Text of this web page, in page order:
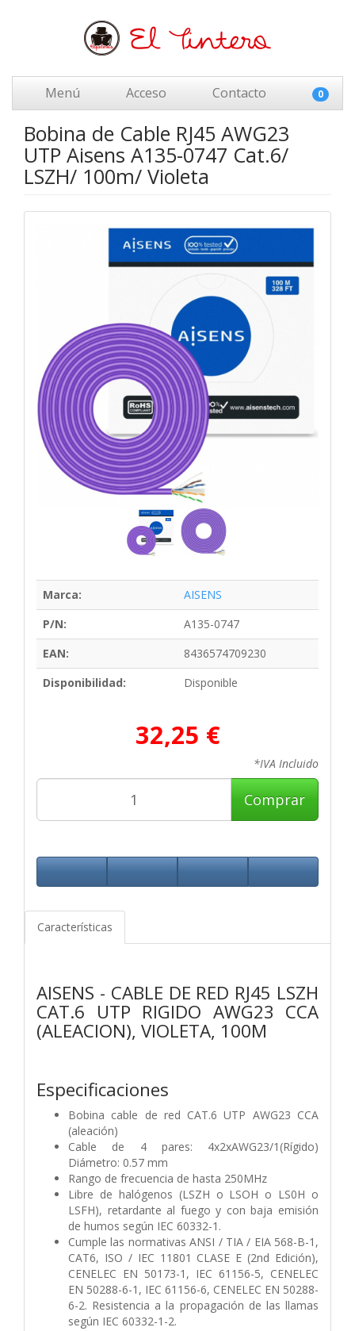
Menú Acceso Contacto 0
Bobina de Cable RJ45 AWG23
UTP Aisens A135-0747 Cat.6/
LSZH/ 100m/ Violeta
Marca:
AISENS
P/N:
A135-0747
EAN:
8436574709230
Disponibilidad:
Disponible
32,25 €
*IVA Incluido
Comprar
Características
AISENS - CABLE DE RED RJ45 LSZH
CAT.6 UTP RIGIDO AWG23 CCA
(ALEACION), VIOLETA, 100M
Especificaciones
Bobina cable de red CAT.6 UTP AWG23 CCA
(aleación)
Cable de 4 pares: 4x2xAWG23/1(Rígido)
Diámetro: 0.57 mm
Rango de frecuencia de hasta 250MHz
Libre de halógenos (LSZH o LSOH o LS0H o
LSFH), retardante al fuego y con baja emisión
de humos según IEC 60332-1.
Cumple las normativas ANSI / TIA / EIA 568-B-1,
CAT6, ISO / IEC 11801 CLASE E (2nd Edición),
CENELEC EN 50173-1, IEC 61156-5, CENELEC
EN 50288-6-1, IEC 61156-6, CENELEC EN 50288-
6-2. Resistencia a la propagación de las llamas
según IEC 60332-1-2.